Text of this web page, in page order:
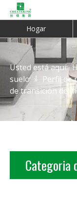
Hogar
Usted está aquí:
suelo » Perfil de
de transición de
Categoria